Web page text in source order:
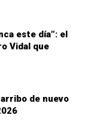
este día”: el
Vidal que
de nuevo